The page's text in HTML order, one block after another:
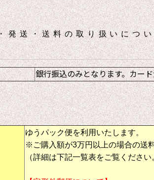
発送・送料の取り扱いについ
銀行振込のみとなります。カー
ゆうパック便を利用いたします。
※ご購入額が3万円以上の場合の送
（詳細は下記一覧表をご覧ください